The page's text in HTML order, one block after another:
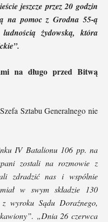
jeszcze przez 20 godzin
na pomoc z Grodna 55-ą
żydowską, która
na długo przed Bitwą
Sztabu Generalnego nie
IV Batalionu 106 pp. na
zostali na rozmowie z
zdradzić nas i wspólnie
w swym składzie 130
wyroku Sądu Doraźnego,
„Dnia 26 czerwca